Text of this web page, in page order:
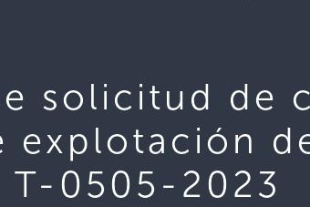
solicitud de
explotación
T-0505-2023